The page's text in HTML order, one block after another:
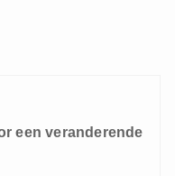
een veranderende